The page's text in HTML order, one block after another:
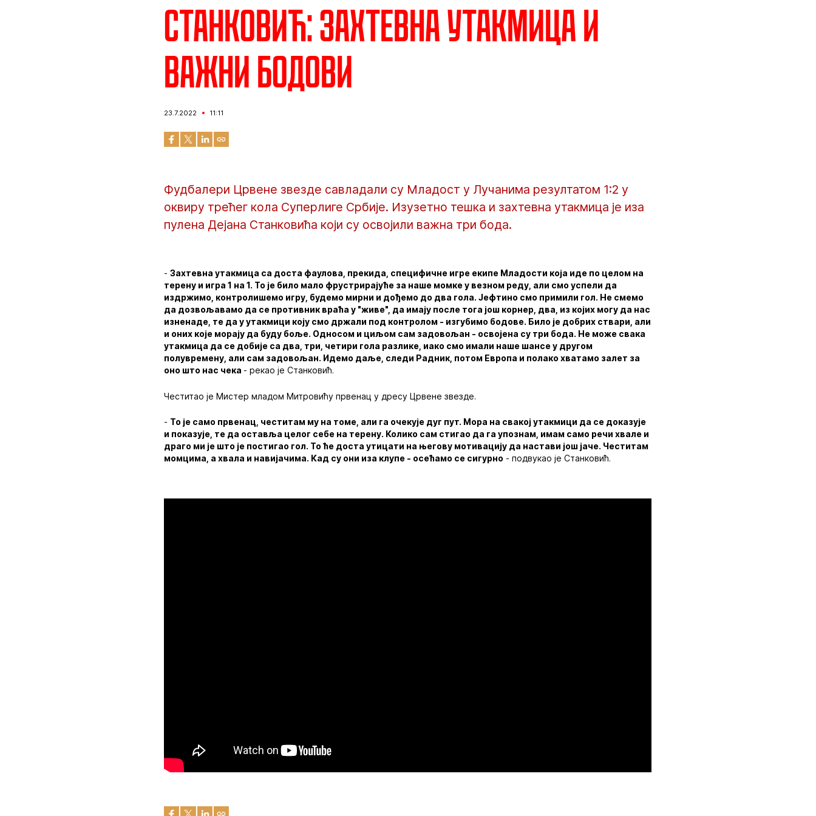
Станковић: Захтевна утакмица и
важни бодови
23.7.2022 11:11
Фудбалери Црвене звезде савладали су Младост у Лучанима резултатом 1:2 у
оквиру трећег кола Суперлиге Србије. Изузетно тешка и захтевна утакмица је иза
пулена Дејана Станковића који су освојили важна три бода.
-Захтевна утакмица са доста фаулова, прекида, специфичне игре екипе Младости која иде по целом на
терену и игра 1 на 1. То је било мало фрустрирајуће за наше момке у везном реду, али смо успели да
издржимо, контролишемо игру, будемо мирни и дођемо до два гола. Јефтино смо примили гол. Не смемо
да дозвољавамо да се противник враћа у "живе", да имају после тога још корнер, два, из којих могу да нас
изненаде, те да у утакмици коју смо држали под контролом - изгубимо бодове. Било је добрих ствари, али
и оних које морају да буду боље. Односом и циљом сам задовољан - освојена су три бода. Не може свака
утакмица да се добије са два, три, четири гола разлике, иако смо имали наше шансе у другом
полувремену, али сам задовољан. Идемо даље, следи Радник, потом Европа и полако хватамо залет за
оно што нас чека - рекао је Станковић.
Честитао је Мистер младом Митровићу првенац у дресу Црвене звезде.
- То је само првенац, честитам му на томе, али га очекује дуг пут. Мора на свакој утакмици да се доказује
и показује, те да оставља целог себе на терену. Колико сам стигао да га упознам, имам само речи хвале и
драго ми је што је постигао гол. То ће доста утицати на његову мотивацију да настави још јаче. Честитам
момцима, а хвала и навијачима. Кад су они иза клупе - осећамо се сигурно - подвукао је Станковић.